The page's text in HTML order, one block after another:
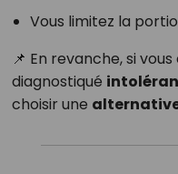
Vous limitez la
📌 En revanche, si
diagnostiqué
choisir une